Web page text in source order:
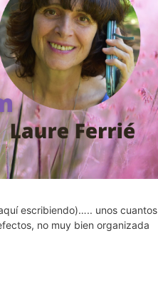
escribiendo)….. unos cuantos
no muy bien organizada